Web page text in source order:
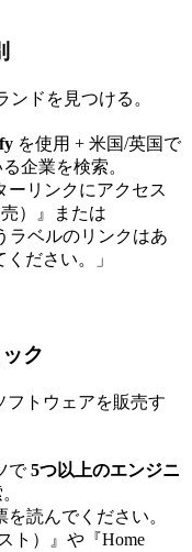
ドを見つける。
を使用 + 米国/英国で
企業を検索。
ーリンクにアクセス
）』または
ラベルのリンクはあ
ください。」
ク
フトウェアを販売す
で5つ以上のエンジニ
を読んでください。
ト）』や『Home